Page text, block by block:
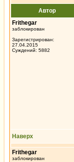
Автор
Frithegar
заблокирован
Зарегистрирован:
27.04.2015
Суждений: 5882
Наверх
Frithegar
заблокирован